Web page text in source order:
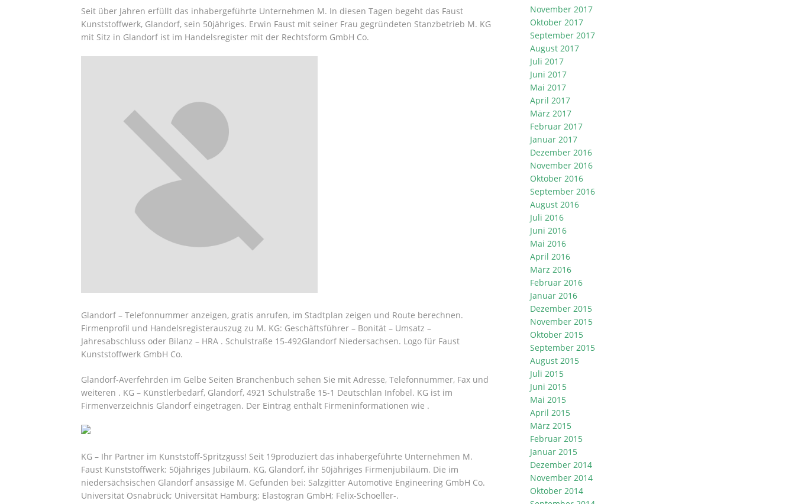
Seit über Jahren erfüllt das inhabergeführte Unternehmen M. In diesen Tagen begeht das Faust
Kunststoffwerk, Glandorf, sein 50jähriges. Erwin Faust mit seiner Frau gegründeten Stanzbetrieb M. KG
mit Sitz in Glandorf ist im Handelsregister mit der Rechtsform GmbH Co.
Glandorf – Telefonnummer anzeigen, gratis anrufen, im Stadtplan zeigen und Route berechnen.
Firmenprofil und Handelsregisterauszug zu M. KG: Geschäftsführer – Bonität – Umsatz –
Jahresabschluss oder Bilanz – HRA . Schulstraße 15-492Glandorf Niedersachsen. Logo für Faust
Kunststoffwerk GmbH Co.
Glandorf-Averfehrden im Gelbe Seiten Branchenbuch sehen Sie mit Adresse, Telefonnummer, Fax und
weiteren . KG – Künstlerbedarf, Glandorf, 4921 Schulstraße 15-1 Deutschlan Infobel. KG ist im
Firmenverzeichnis Glandorf eingetragen. Der Eintrag enthält Firmeninformationen wie .
KG – Ihr Partner im Kunststoff-Spritzguss! Seit 19produziert das inhabergeführte Unternehmen M.
Faust Kunststoffwerk: 50jähriges Jubiläum. KG, Glandorf, ihr 50jähriges Firmenjubiläum. Die im
niedersächsischen Glandorf ansässige M. Gefunden bei: Salzgitter Automotive Engineering GmbH Co.
Universität Osnabrück; Universität Hamburg; Elastogran GmbH; Felix-Schoeller-.
November 2017
Oktober 2017
September 2017
August 2017
Juli 2017
Juni 2017
Mai 2017
April 2017
März 2017
Februar 2017
Januar 2017
Dezember 2016
November 2016
Oktober 2016
September 2016
August 2016
Juli 2016
Juni 2016
Mai 2016
April 2016
März 2016
Februar 2016
Januar 2016
Dezember 2015
November 2015
Oktober 2015
September 2015
August 2015
Juli 2015
Juni 2015
Mai 2015
April 2015
März 2015
Februar 2015
Januar 2015
Dezember 2014
November 2014
Oktober 2014